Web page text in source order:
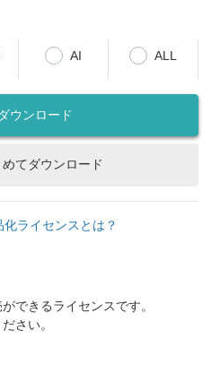
AI ALL
ダウンロード
めてダウンロード
化ライセンスとは？
できるライセンスです。
さい。